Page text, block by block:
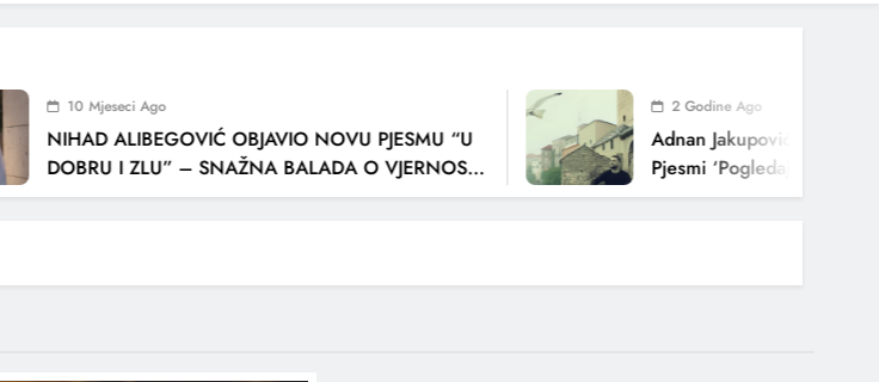
POZVALI MALIŠANE NA DOBRE NAVIKE
10 Mjeseci Ago
NIHAD ALIBEGOVIĆ OBJAVIO NOVU PJESMU “U
DOBRU I ZLU” – SNAŽNA BALADA O VJERNOSTI,
LJUBAVI I VREMENU KOJE NAS MIJENJA
2 Godine Ago
Adnan Jakupović Donosi
Pjesmi ‘Pogledaj Me’